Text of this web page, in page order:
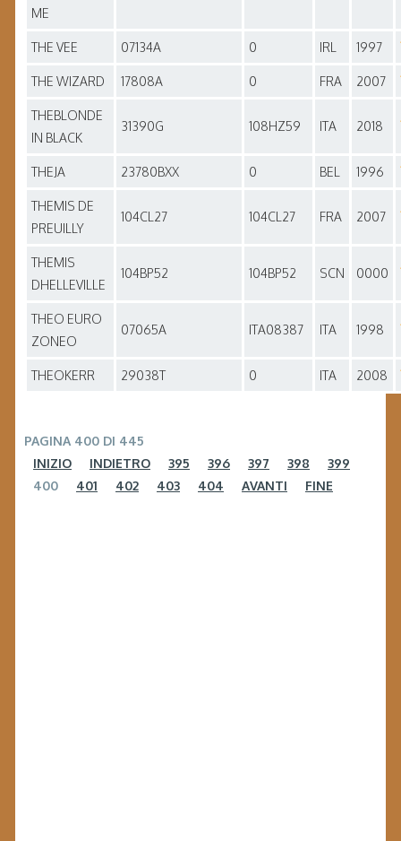
ME
THE VEE 07134A 0 IRL 1997
THE WIZARD 17808A 0 FRA 2007
THEBLONDE
IN BLACK
31390G 108HZ59 ITA 2018
THEJA 23780BXX 0 BEL 1996
THEMIS DE
PREUILLY
104CL27 104CL27 FRA 2007
THEMIS
DHELLEVILLE
104BP52 104BP52 SCN 0000
THEO EURO
ZONEO
07065A ITA08387 ITA 1998
THEOKERR 29038T 0 ITA 2008
PAGINA 400 DI 445
INIZIO
INDIETRO 395 396 397 398
399
400
401 402 403 404 AVANTI FINE